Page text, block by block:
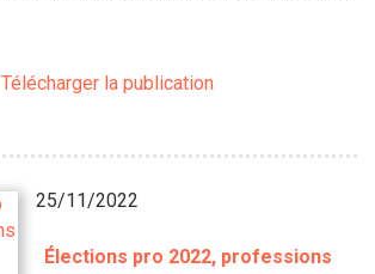
Télécharger la publication
25/11/2022
Élections pro 2022, professions